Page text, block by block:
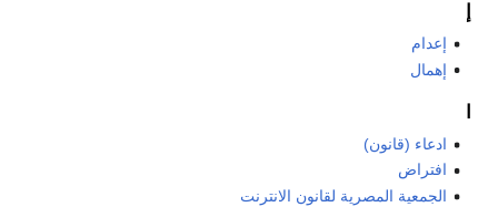
إ
إعدام
إهمال
ادعاء (قانون)
افتراض
الجمعية المصرية لقانون الانترنت